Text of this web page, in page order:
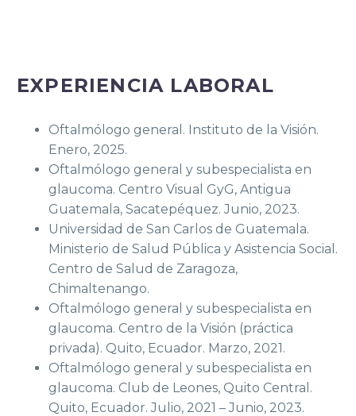
EXPERIENCIA LABORAL
Oftalmólogo general. Instituto de la Visión.
Enero, 2025.
Oftalmólogo general y subespecialista en
glaucoma. Centro Visual GyG, Antigua
Guatemala, Sacatepéquez. Junio, 2023.
Universidad de San Carlos de Guatemala.
Ministerio de Salud Pública y Asistencia Social.
Centro de Salud de Zaragoza,
Chimaltenango.
Oftalmólogo general y subespecialista en
glaucoma. Centro de la Visión (práctica
privada). Quito, Ecuador. Marzo, 2021.
Oftalmólogo general y subespecialista en
glaucoma. Club de Leones, Quito Central.
Quito, Ecuador. Julio, 2021 – Junio, 2023.